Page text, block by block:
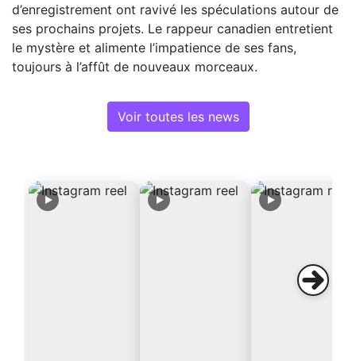
d’enregistrement ont ravivé les spéculations autour de
ses prochains projets. Le rappeur canadien entretient
le mystère et alimente l’impatience de ses fans,
toujours à l’affût de nouveaux morceaux.
Voir toutes les news